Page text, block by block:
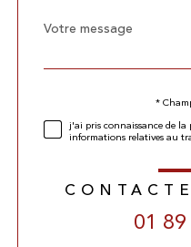
Fieldset
défaut
Message
*
*
j'ai pris connaissance de
informations relatives au
01